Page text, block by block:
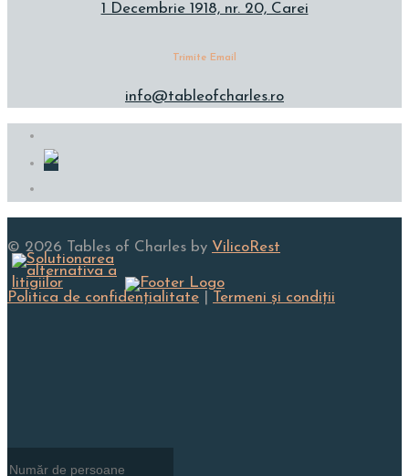
1 Decembrie 1918, nr. 20, Carei
Trimite Email
info@tableofcharles.ro
© 2026 Tables of Charles by VilicoRest
Politica de confidenţialitate Termeni și condiţii